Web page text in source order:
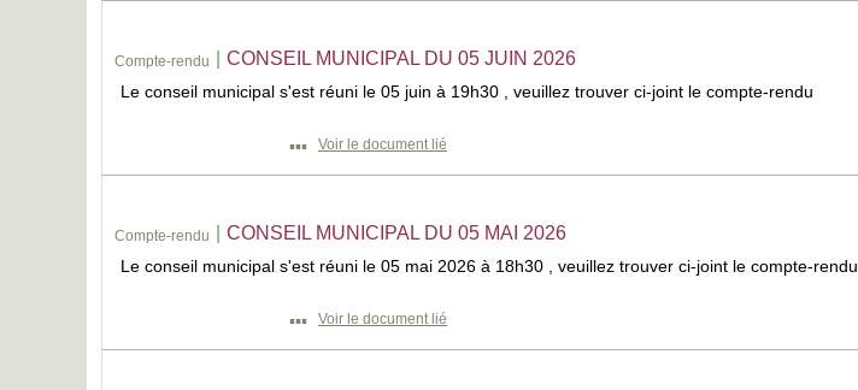
Compte-rendu CONSEIL MUNICIPAL DU 05 JUIN 2026
Le conseil municipal s'est réuni le 05 juin à 19h30 , veuillez trouver ci-joint le compte-rendu
▪▪▪ Voir le document lié
Compte-rendu CONSEIL MUNICIPAL DU 05 MAI 2026
Le conseil municipal s'est réuni le 05 mai 2026 à 18h30 , veuillez trouver ci-joint le compte-rendu
▪▪▪ Voir le document lié